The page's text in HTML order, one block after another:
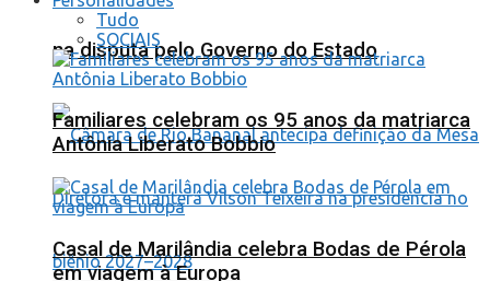
na disputa pelo Governo do Estado
Tudo
SOCIAIS
Familiares celebram os 95 anos da matriarca
Antônia Liberato Bobbio
Casal de Marilândia celebra Bodas de Pérola
em viagem à Europa